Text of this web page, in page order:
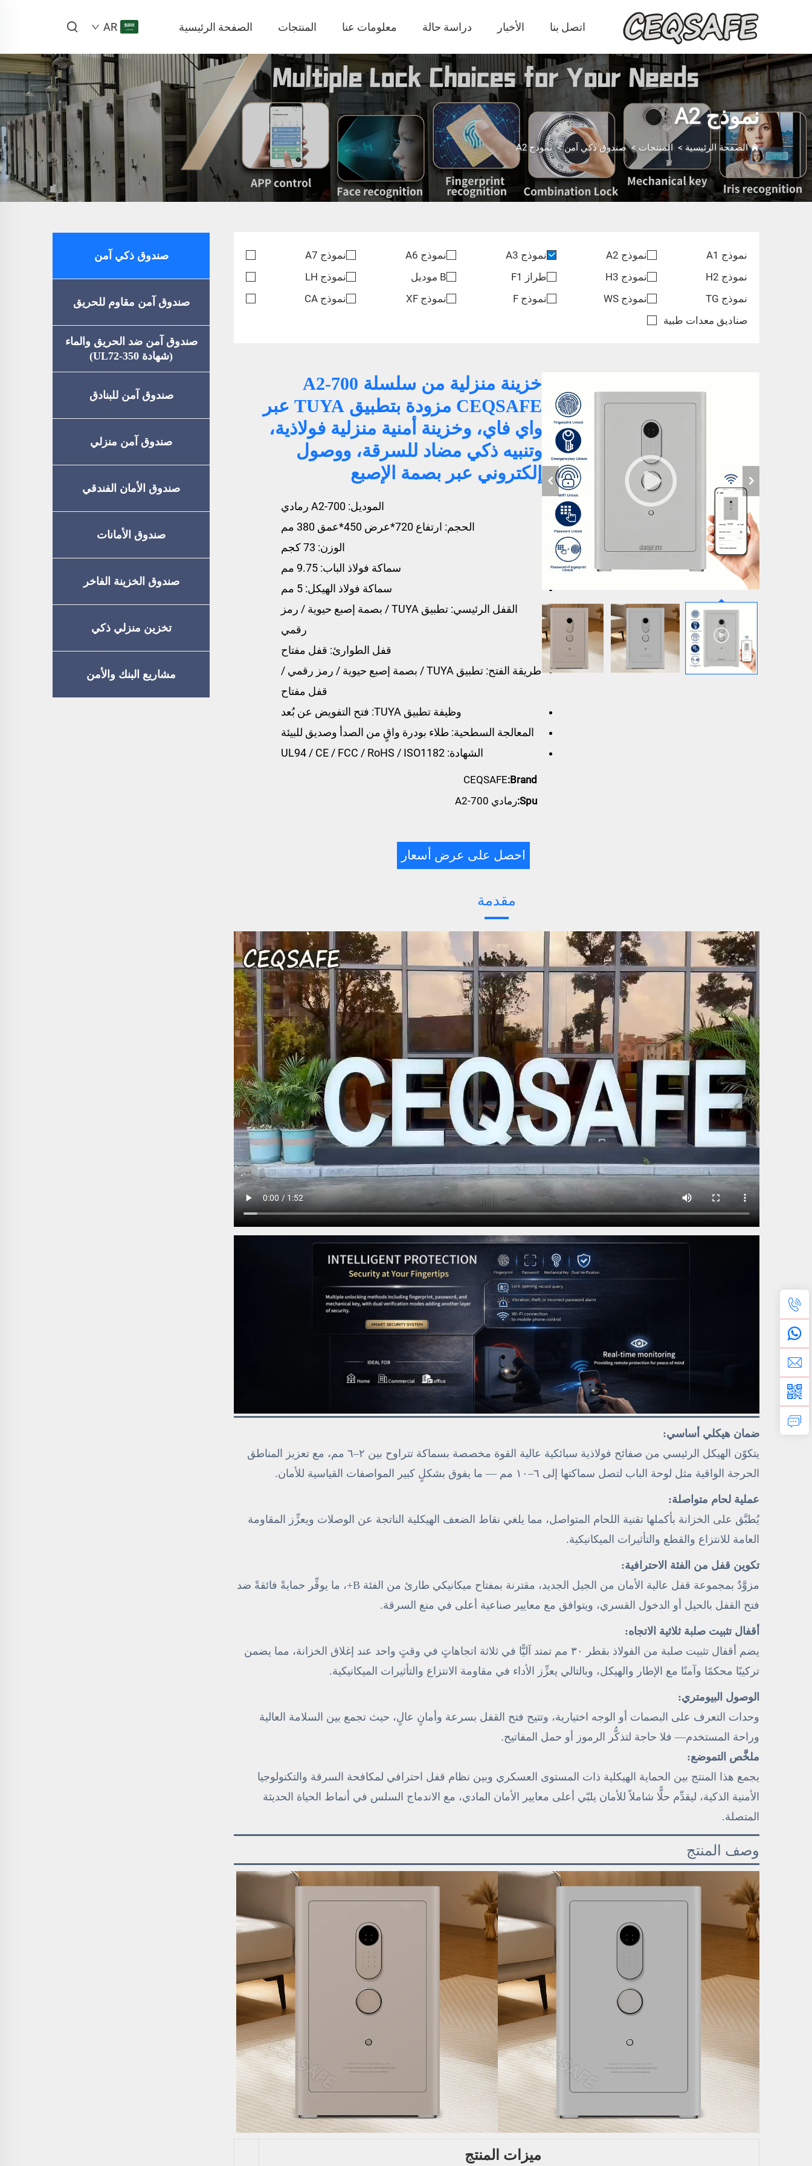
الصفحة الرئيسية المنتجات معلومات عنا دراسة حالة الأخبار اتصل بنا AR
نموذج A2
الصفحة الرئيسية > المنتجات >صندوق ذكي آمن>نموذج A2
صندوق ذكي آمن
صندوق آمن مقاوم للحريق
صندوق آمن ضد الحريق والماء
(شهادة UL72-350)
صندوق آمن للبنادق
صندوق آمن منزلي
صندوق الأمان الفندقي
صندوق الأمانات
صندوق الخزينة الفاخر
تخزين منزلي ذكي
مشاريع البنك والأمن
نموذج A1 نموذج A2 نموذج A3 نموذج A6
نموذج A7
نموذج H2
نموذج H3 طراز F1 B موديل
نموذج LH
نموذج TG
نموذج WS نموذج F نموذج XF
نموذج CA
صناديق معدات طبية
خزينة منزلية من سلسلة A2-700
CEQSAFE مزودة بتطبيق TUYA عبر
واي فاي، وخزينة أمنية منزلية فولاذية،
وتنبيه ذكي مضاد للسرقة، ووصول
إلكتروني عبر بصمة الإصبع
الموديل: A2-700 رمادي
الحجم: ارتفاع 720*عرض 450*عمق 380 مم
الوزن: 73 كجم
سماكة فولاذ الباب: 9.75 مم
سماكة فولاذ الهيكل: 5 مم
القفل الرئيسي: تطبيق TUYA / بصمة إصبع حيوية / رمز
رقمي
قفل الطوارئ: قفل مفتاح
طريقة الفتح: تطبيق TUYA / بصمة إصبع حيوية / رمز رقمي /
قفل مفتاح
وظيفة تطبيق TUYA: فتح التفويض عن بُعد
المعالجة السطحية: طلاء بودرة واقٍ من الصدأ وصديق للبيئة
الشهادة: UL94 / CE / FCC / RoHS / ISO1182
Brand:
CEQSAFE
Spu: رمادي A2-700
احصل على عرض أسعار
مقدمة
ضمان هيكلي أساسي:
يتكوّن الهيكل الرئيسي من صفائح فولاذية سبائكية عالية القوة مخصصة بسماكة تتراوح بين ٢–٦ مم، مع تعزيز المناطق
الحرجة الواقية مثل لوحة الباب لتصل سماكتها إلى ٦–١٠ مم — ما يفوق بشكلٍ كبير المواصفات القياسية للأمان.
عملية لحام متواصلة:
يُطبَّق على الخزانة بأكملها تقنية اللحام المتواصل، مما يلغي نقاط الضعف الهيكلية الناتجة عن الوصلات ويعزِّز المقاومة
العامة للانتزاع والقطع والتأثيرات الميكانيكية.
تكوين قفل من الفئة الاحترافية:
مزوَّدٌ بمجموعة قفل عالية الأمان من الجيل الجديد، مقترنة بمفتاح ميكانيكي طارئ من الفئة B+، ما يوفِّر حمايةً فائقةً ضد
فتح القفل بالحيل أو الدخول القسري، ويتوافق مع معايير صناعية أعلى في منع السرقة.
أقفال تثبيت صلبة ثلاثية الاتجاه:
يضم أقفال تثبيت صلبة من الفولاذ بقطر ٣٠ مم تمتد آليًّا في ثلاثة اتجاهاتٍ في وقتٍ واحد عند إغلاق الخزانة، مما يضمن
تركيبًا محكمًا وآمنًا مع الإطار والهيكل، وبالتالي يعزِّز الأداء في مقاومة الانتزاع والتأثيرات الميكانيكية.
الوصول البيومتري:
وحدات التعرف على البصمات أو الوجه اختيارية، وتتيح فتح القفل بسرعة وأمانٍ عالٍ، حيث تجمع بين السلامة العالية
وراحة المستخدم— فلا حاجة لتذكُّر الرموز أو حمل المفاتيح.
ملخَّص التموضع:
يجمع هذا المنتج بين الحماية الهيكلية ذات المستوى العسكري وبين نظام قفل احترافي لمكافحة السرقة والتكنولوجيا
الأمنية الذكية، ليقدِّم حلًّا شاملاً للأمان يلبّي أعلى معايير الأمان المادي، مع الاندماج السلس في أنماط الحياة الحديثة
المتصلة.
وصف المنتج
ميزات المنتج